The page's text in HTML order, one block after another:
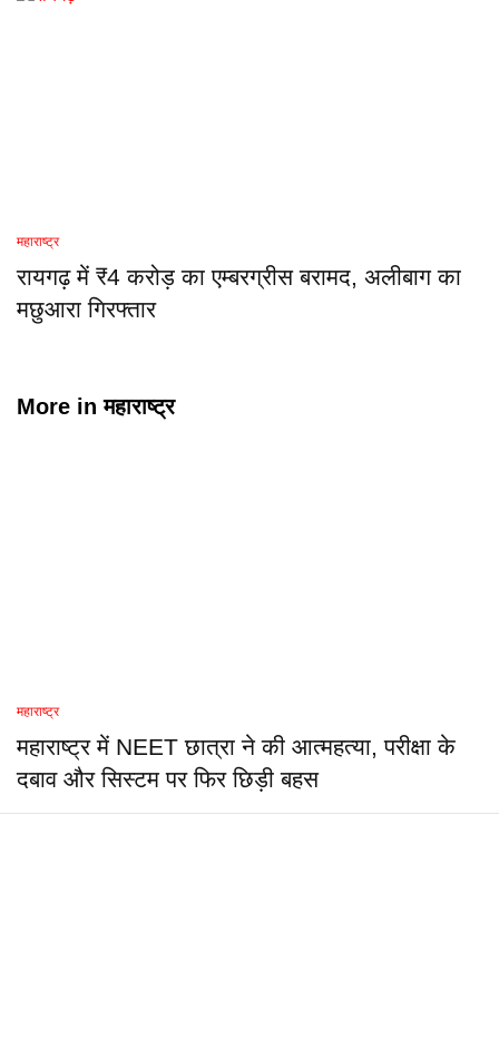
महाराष्ट्र
रायगढ़ में ₹4 करोड़ का एम्बरग्रीस बरामद, अलीबाग का
मछुआरा गिरफ्तार
More inमहाराष्ट्र
महाराष्ट्र
महाराष्ट्र में NEET छात्रा ने की आत्महत्या, परीक्षा के
दबाव और सिस्टम पर फिर छिड़ी बहस